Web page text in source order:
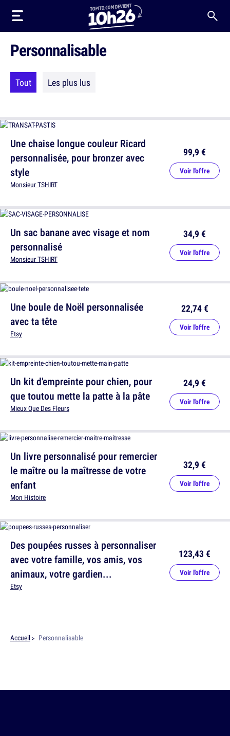
Personnalisable
Tout Les plus lus
Une chaise longue couleur Ricard
personnalisée, pour bronzer avec
style
Monsieur TSHIRT
99,9 €
Voir l'offre
Une boule de Noël personnalisée
avec ta tête
Etsy
22,74 €
Voir l'offre
Un livre personnalisé pour remercier
le maître ou la maîtresse de votre
enfant
Mon Histoire
32,9 €
Voir l'offre
Un sac banane avec visage et nom
personnalisé
Monsieur TSHIRT
34,9 €
Voir l'offre
Un kit d'empreinte pour chien, pour
que toutou mette la patte à la pâte
Mieux Que Des Fleurs
24,9 €
Voir l'offre
Des poupées russes à personnaliser
avec votre famille, vos amis, vos
animaux, votre gardien...
Etsy
123,43 €
Voir l'offre
Accueil Personnalisable